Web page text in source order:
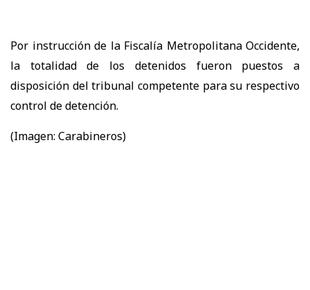
Por instrucción de la Fiscalía Metropolitana Occidente,
la totalidad de los detenidos fueron puestos a
disposición del tribunal competente para su respectivo
control de detención.
(Imagen: Carabineros)